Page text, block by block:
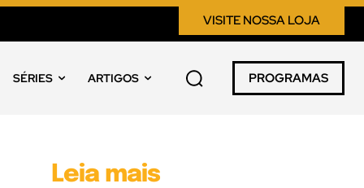
VISITE NOSSA LOJA
SÉRIES ARTIGOS PROGRAMAS
Leia mais